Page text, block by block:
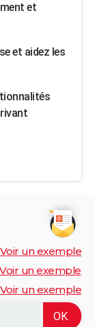
et
et aidez les
Voir un exemple
Voir un exemple
Voir un exemple